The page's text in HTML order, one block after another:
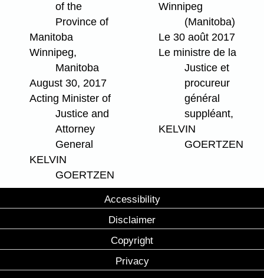
of the
Province of
Manitoba
Winnipeg,
Manitoba
August 30, 2017
Acting Minister of
Justice and
Attorney
General
KELVIN
GOERTZEN
Winnipeg
(Manitoba)
Le 30 août 2017
Le ministre de la
Justice et
procureur
général
suppléant,
KELVIN
GOERTZEN
Accessibility
Disclaimer
Copyright
Privacy